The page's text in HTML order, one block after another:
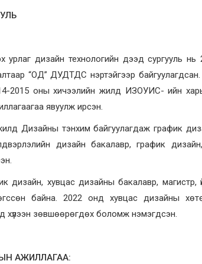
урлаг дизайн технологийн дээд сургууль
“ОД” ДУДТДС нэртэйгээр
2015 оны хичээлийн жилд ИЗОУИС- ийн
явуулж ирсэн.
Дизайны тэнхим байгуулагдаж график
дизайн бакалавр, график
дизайн, хувцас дизайны бакалавр, магистр,
байна. 2022 онд хувцас дизайны
зөвшөөрөгдөх боломж нэмэгдсэн.
АЖИЛЛАГАА: